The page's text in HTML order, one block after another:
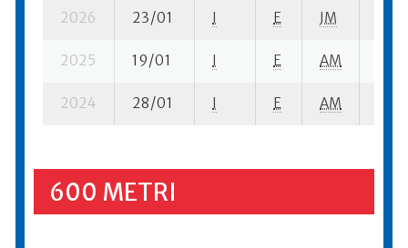
2026 23/01 I E JM
2025 19/01 I E AM
2024 28/01 I E AM
600 METRI